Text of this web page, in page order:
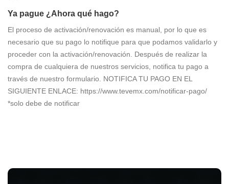
Ya pague ¿Ahora qué hago?
El proceso de activación/renovación es manual, por lo que es
necesario que su pago lo notifique para que podamos validarlo y
proceder con la activación/renovación. Después de realizar la
compra de cualquiera de nuestros servicios, notifica tu pago a
través de nuestro formulario. NOTIFICA TU PAGO EN EL
SIGUIENTE ENLACE: https://www.tevemx.com/notificar-pago/
*solo debe de notificar